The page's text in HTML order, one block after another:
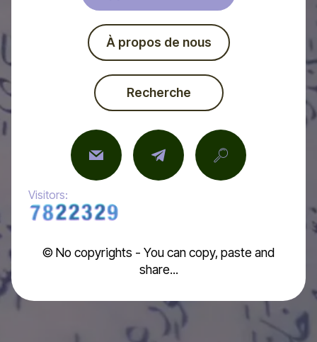
À propos de nous
Recherche
Visitors:
© No copyrights - You can copy, paste and
share...